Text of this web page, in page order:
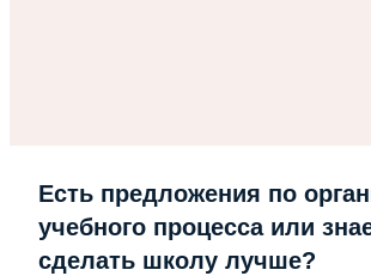
Есть предложения по
учебного процесса или
сделать школу лучше?